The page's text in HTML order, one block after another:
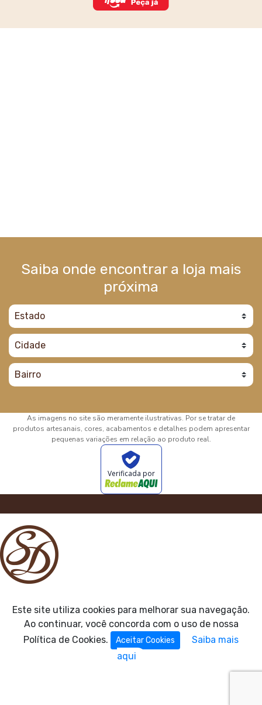
Saiba onde encontrar a loja mais
próxima
As imagens no site são meramente ilustrativas. Por se tratar de
produtos artesanais, cores, acabamentos e detalhes podem apresentar
pequenas variações em relação ao produto real.
Verificada por
Este site utiliza cookies para melhorar sua navegação.
Ao continuar, você concorda com o uso de nossa
Política de Cookies.
Aceitar Cookies
Saiba mais
aqui